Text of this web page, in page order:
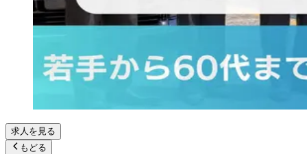
求人を見る
もどる